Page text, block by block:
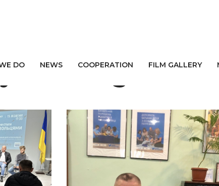
DO NEWS СOOPERATION FILM GALLERY
Artiugina